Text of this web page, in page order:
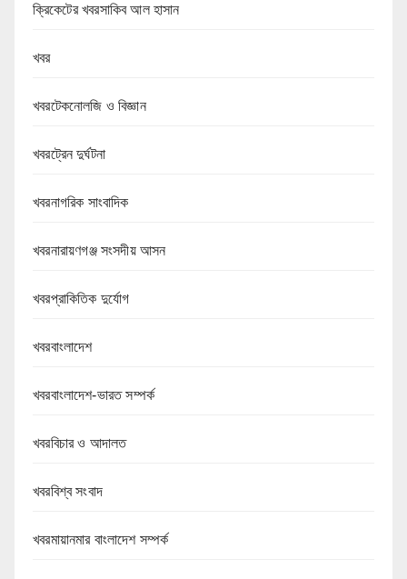
ক্রিকেটের খবরসাকিব আল হাসান
খবর
খবরটেকনোলজি ও বিজ্ঞান
খবরট্রেন দুর্ঘটনা
খবরনাগরিক সাংবাদিক
খবরনারায়ণগঞ্জ সংসদীয় আসন
খবরপ্রাকিতিক দুর্যোগ
খবরবাংলাদেশ
খবরবাংলাদেশ-ভারত সম্পর্ক
খবরবিচার ও আদালত
খবরবিশ্ব সংবাদ
খবরমায়ানমার বাংলাদেশ সম্পর্ক